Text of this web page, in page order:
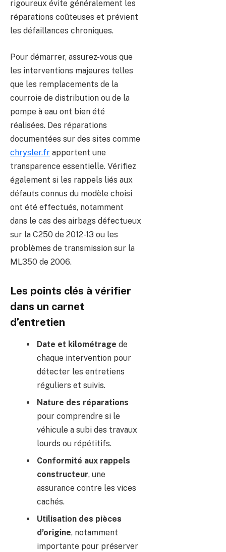
rigoureux évite généralement les
réparations coûteuses et prévient
les défaillances chroniques.
Pour démarrer, assurez-vous que
les interventions majeures telles
que les remplacements de la
courroie de distribution ou de la
pompe à eau ont bien été
réalisées. Des réparations
documentées sur des sites comme
chrysler.fr apportent une
transparence essentielle. Vérifiez
également si les rappels liés aux
défauts connus du modèle choisi
ont été effectués, notamment
dans le cas des airbags défectueux
sur la C250 de 2012-13 ou les
problèmes de transmission sur la
ML350 de 2006.
Les points clés à vérifier
dans un carnet
d’entretien
Date et kilométrage de
chaque intervention pour
détecter les entretiens
réguliers et suivis.
Nature des réparations
pour comprendre si le
véhicule a subi des travaux
lourds ou répétitifs.
Conformité aux rappels
constructeur, une
assurance contre les vices
cachés.
Utilisation des pièces
d’origine, notamment
importante pour préserver